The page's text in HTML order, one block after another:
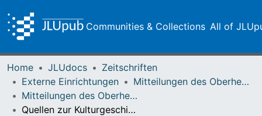
Communities & Collections All of
Home JLUdocs
Zeitschriften
Externe Einrichtungen
Mitteilungen des Oberhessischen Geschichtsvereins Gießen
Mitteilungen des Oberhessischen Geschichtsvereins Gießen Vol. 013 (1905)
Quellen zur Kulturgeschichte des Schlitzerlandes